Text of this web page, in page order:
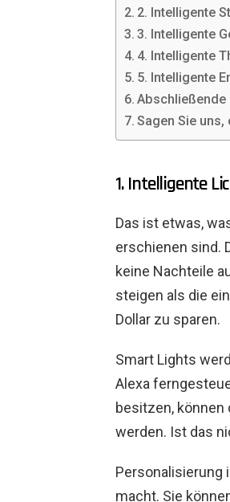
2. Intelligente
3. Intelligente
4. Intelligente
5. Intelligente
Abschließende
Sagen Sie
1. Intelligente
Das ist etwas,
erschienen sind.
keine Nachteile
steigen als die
Dollar zu sparen.
Smart Lights
Alexa
besitzen,
werden. Ist das
Personalisierung
macht. Sie